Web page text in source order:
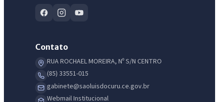
Contato
RUA ROCHAEL MOREIRA, Nº S/N CENTRO
(85) 33551-015
gabinete@saoluisdocuru.ce.gov.br
Webmail Institucional